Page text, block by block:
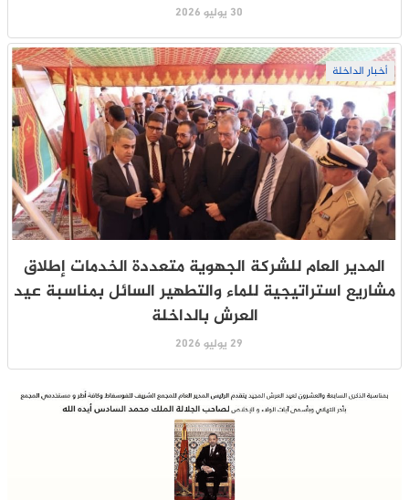
30 يوليو 2026
أخبار الداخلة
المدير العام للشركة الجهوية متعددة الخدمات إطلاق
مشاريع استراتيجية للماء والتطهير السائل بمناسبة عيد
العرش بالداخلة
29 يوليو 2026